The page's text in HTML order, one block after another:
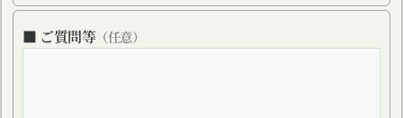
■ ご質問等 （任意）